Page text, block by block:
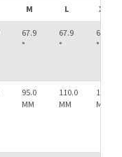
M L
XL
67.9
°
67.9
°
67.9
°
95.0
MM
110.0
MM
120.0
MM